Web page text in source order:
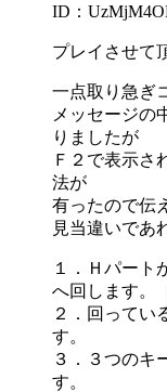
ID：
プレイさせて
一点取り急ぎ
メッセージの
りましたが
Ｆ２で表示さ
法が
有ったので伝
見当違いであ
１．Ｈパート
へ回します。
２．回ってい
す。
３．３つのキ
す。